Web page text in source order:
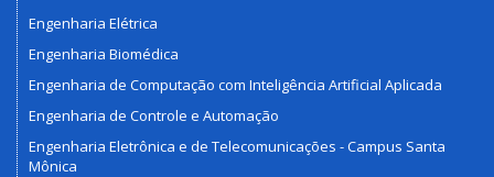
Engenharia Elétrica
Engenharia Biomédica
Engenharia de Computação com Inteligência Artificial Aplicada
Engenharia de Controle e Automação
Engenharia Eletrônica e de Telecomunicações - Campus Santa
Mônica